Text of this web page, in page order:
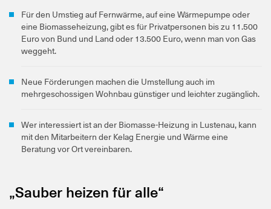
Für den Umstieg auf Fernwärme, auf eine Wärmepumpe oder
eine Biomasseheizung, gibt es für Privatpersonen bis zu 11.500
Euro von Bund und Land oder 13.500 Euro, wenn man von Gas
weggeht.
Neue Förderungen machen die Umstellung auch im
mehrgeschossigen Wohnbau günstiger und leichter zugänglich.
Wer interessiert ist an der Biomasse-Heizung in Lustenau, kann
mit den Mitarbeitern der Kelag Energie und Wärme eine
Beratung vor Ort vereinbaren.
„Sauber heizen für alle“